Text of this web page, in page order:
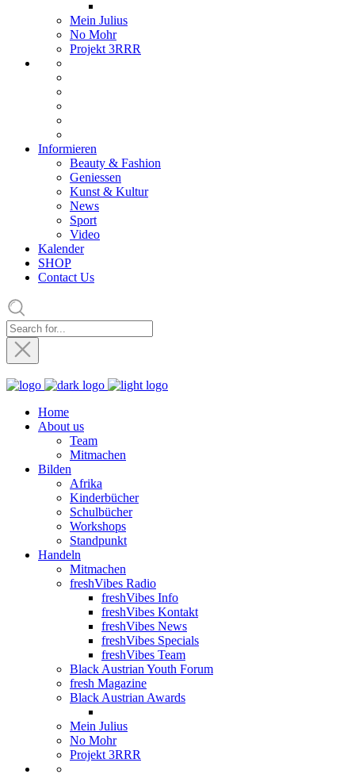
Mein Julius
No Mohr
Projekt 3RRR
Informieren
Beauty & Fashion
Geniessen
Kunst & Kultur
News
Sport
Video
Kalender
SHOP
Contact Us
Home
About us
Team
Mitmachen
Bilden
Afrika
Kinderbücher
Schulbücher
Workshops
Standpunkt
Handeln
Mitmachen
freshVibes Radio
freshVibes Info
freshVibes Kontakt
freshVibes News
freshVibes Specials
freshVibes Team
Black Austrian Youth Forum
fresh Magazine
Black Austrian Awards
Mein Julius
No Mohr
Projekt 3RRR